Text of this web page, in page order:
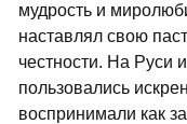
мудрость и
наставлял свою
честности. На Руси
пользовались
воспринимали как